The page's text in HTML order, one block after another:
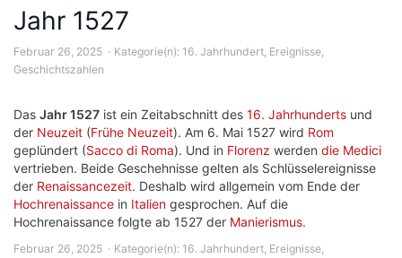
Jahr 1527
Februar 26, 2025 Kategorie(n): 16. Jahrhundert, Ereignisse,
Geschichtszahlen
Das Jahr 1527 ist ein Zeitabschnitt des 16. Jahrhunderts und
der Neuzeit (Frühe Neuzeit). Am 6. Mai 1527 wird Rom
geplündert (Sacco di Roma). Und in Florenz werden die Medici
vertrieben. Beide Geschehnisse gelten als Schlüsselereignisse
der Renaissancezeit. Deshalb wird allgemein vom Ende der
Hochrenaissance in Italien gesprochen. Auf die
Hochrenaissance folgte ab 1527 der Manierismus.
Februar 26, 2025 Kategorie(n): 16. Jahrhundert, Ereignisse,